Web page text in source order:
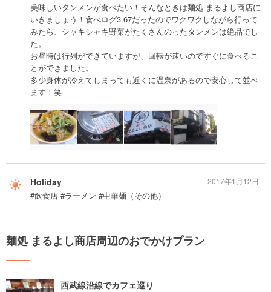
美味しいタンメンが食べたい！そんなときは麺処 まるよし商店に
いきましょう！食べログ3.67だったのでワクワクしながら行って
みたら、シャキシャキ野菜がたくさんのったタンメンは絶品でし
た。
お昼時は行列ができていますが、回転が速いのですぐに食べるこ
とができました。
多少身体が冷えてしまっても近くに温泉があるので安心して並べ
ます！笑
Holiday
#飲食店 #ラーメン #中華麺（その他）
2017年1月12日
麺処 まるよし商店周辺のおでかけプラン
西武線沿線でカフェ巡り